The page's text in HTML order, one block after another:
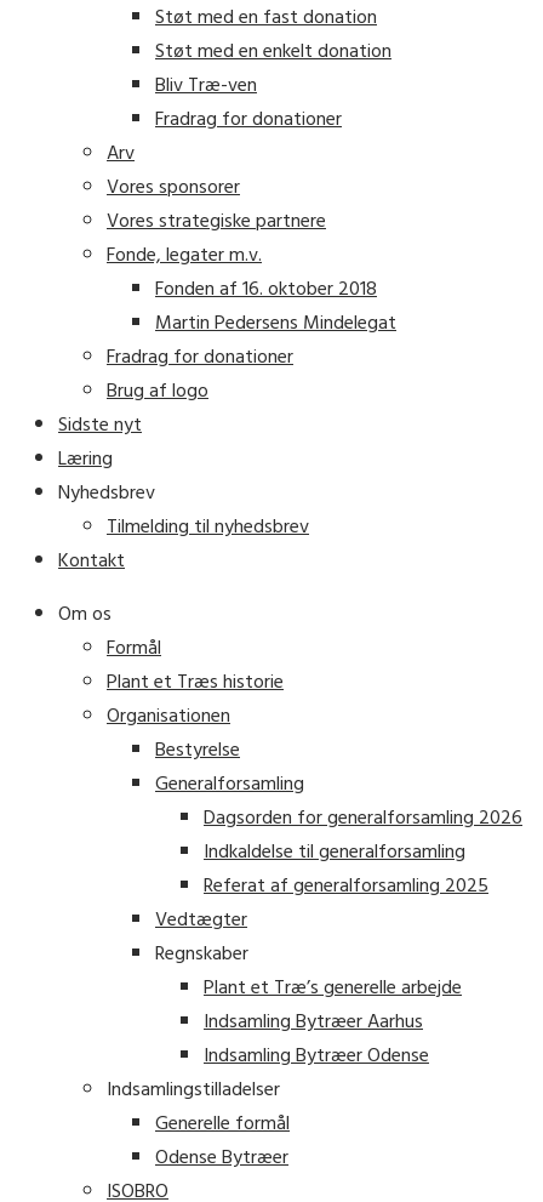
Støt med en fast donation
Støt med en enkelt donation
Bliv Træ-ven
Fradrag for donationer
Arv
Vores sponsorer
Vores strategiske partnere
Fonde, legater m.v.
Fonden af 16. oktober 2018
Martin Pedersens Mindelegat
Fradrag for donationer
Brug af logo
Sidste nyt
Læring
Nyhedsbrev
Tilmelding til nyhedsbrev
Kontakt
Om os
Formål
Plant et Træs historie
Organisationen
Bestyrelse
Generalforsamling
Dagsorden for generalforsamling 2026
Indkaldelse til generalforsamling
Referat af generalforsamling 2025
Vedtægter
Regnskaber
Plant et Træ’s generelle arbejde
Indsamling Bytræer Aarhus
Indsamling Bytræer Odense
Indsamlingstilladelser
Generelle formål
Odense Bytræer
ISOBRO